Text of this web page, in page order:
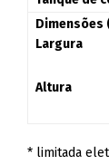
Dimensões
Largura
Altura
* limitada